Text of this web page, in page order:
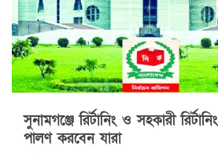
সুনামগঞ্জে রির্টানিং ও সহকারী
পালণ করবেন যারা